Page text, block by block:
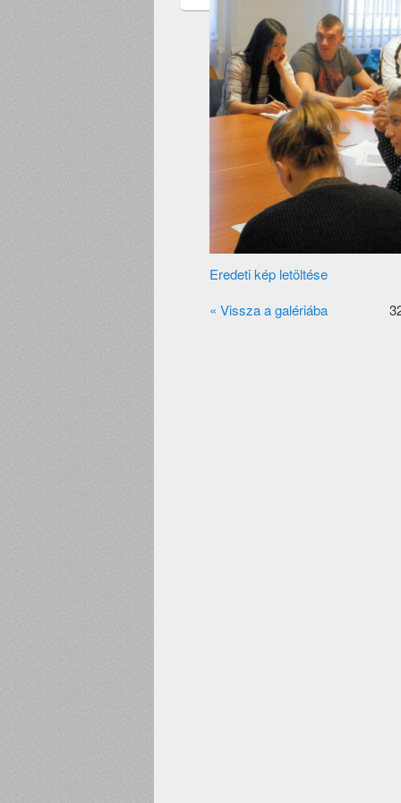
Eredeti kép letöltése
« Vissza a galériába